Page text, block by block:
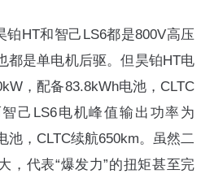
铂HT和智己LS6都是800V高压
都是单电机后驱。但昊铂HT电
，配备83.8kWh电池，CLTC
己LS6电机峰值输出功率为
池，CLTC续航650km。虽然二
，代表“爆发力”的扭矩甚至完